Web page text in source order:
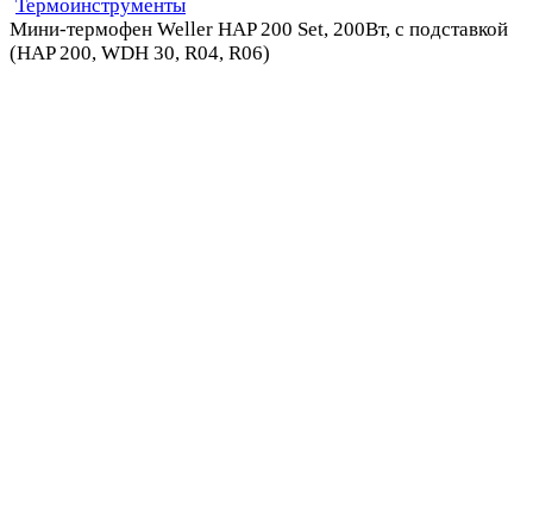
Термоинструменты
Мини-термофен Weller HAP 200 Set, 200Вт, с подставкой
(HAP 200, WDH 30, R04, R06)